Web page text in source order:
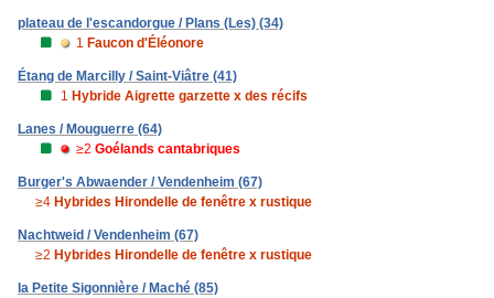
plateau de l'escandorgue / Plans (Les) (34)
1 Faucon d'Éléonore
Étang de Marcilly / Saint-Viâtre (41)
1 Hybride Aigrette garzette x des récifs
Lanes / Mouguerre (64)
≥2 Goélands cantabriques
Burger's Abwaender / Vendenheim (67)
≥4 Hybrides Hirondelle de fenêtre x rustique
Nachtweid / Vendenheim (67)
≥2 Hybrides Hirondelle de fenêtre x rustique
la Petite Sigonnière / Maché (85)